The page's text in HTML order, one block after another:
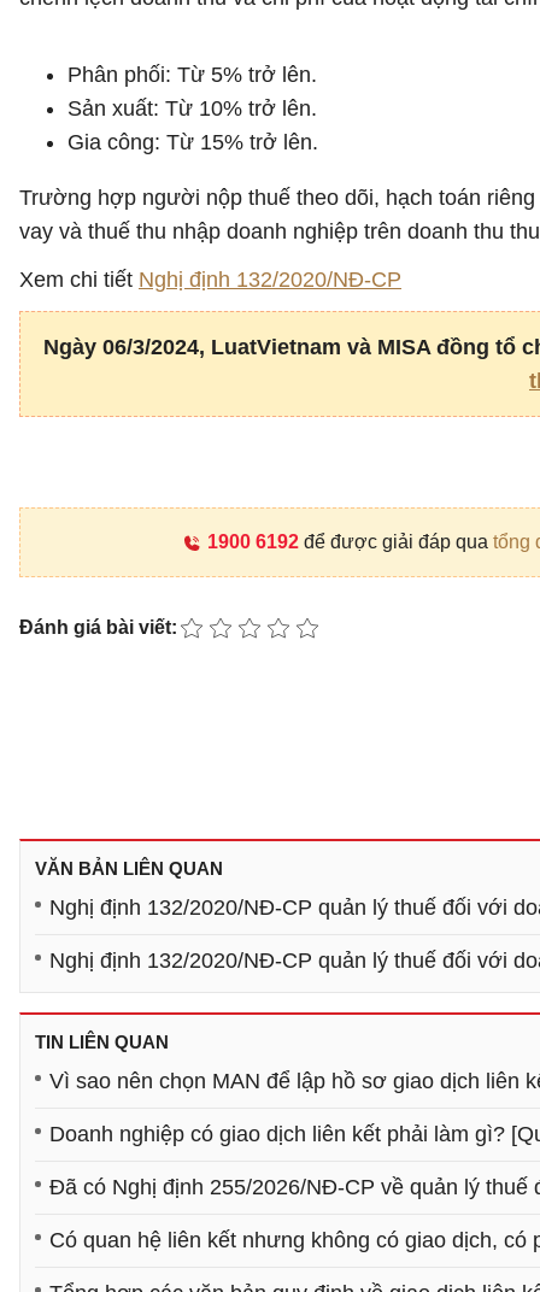
Phân phối: Từ 5% trở lên.
Sản xuất: Từ 10% trở lên.
Gia công: Từ 15% trở lên.
Trường hợp người nộp thuế theo dõi, hạch toán
vay và thuế thu nhập doanh nghiệp trên doanh thu
Xem chi tiết Nghị định 132/2020/NĐ-CP
Ngày 06/3/2024, LuatVietnam và MISA đồng
1900 6192để được giải đáp qua tổng
Đánh giá bài viết:
VĂN BẢN LIÊN QUAN
Nghị định 132/2020/NĐ-CP quản lý thuế đối với
Nghị định 132/2020/NĐ-CP quản lý thuế đối với
TIN LIÊN QUAN
Vì sao nên chọn MAN để lập hồ sơ giao dịch liên
Doanh nghiệp có giao dịch liên kết phải làm gì?
Đã có Nghị định 255/2026/NĐ-CP về quản lý thuế
Có quan hệ liên kết nhưng không có giao dịch, có